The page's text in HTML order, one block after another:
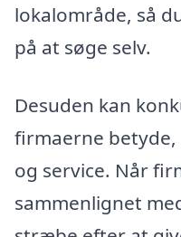
lokalområde, så
på at søge selv.
Desuden kan
firmaerne
og service. Når
sammenlignet